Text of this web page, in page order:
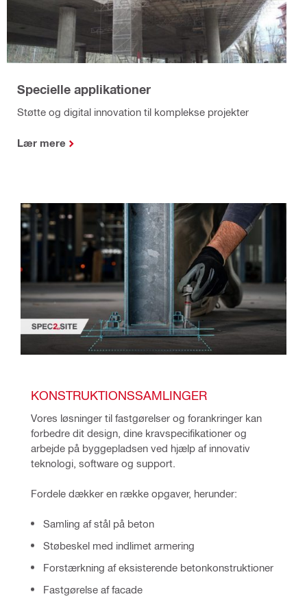
Specielle applikationer
Støtte og digital innovation til komplekse projekter
Lær mere
KONSTRUKTIONSSAMLINGER
Vores løsninger til fastgørelser og forankringer kan
forbedre dit design, dine kravspecifikationer og
arbejde på byggepladsen ved hjælp af innovativ
teknologi, software og support.
Fordele dækker en række opgaver, herunder:
Samling af stål på beton
Støbeskel med indlimet armering
Forstærkning af eksisterende betonkonstruktioner
Fastgørelse af facade